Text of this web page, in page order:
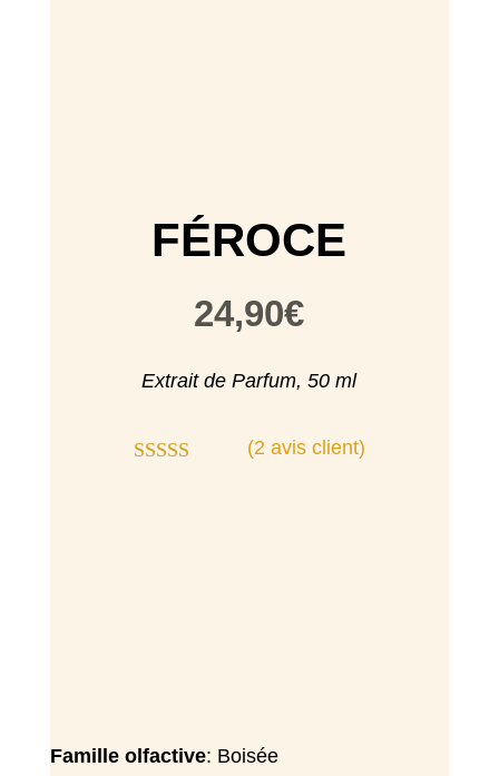
FÉROCE
24,90€
Extrait de Parfum, 50 ml
(2 avis client)
Famille olfactive: Boisée